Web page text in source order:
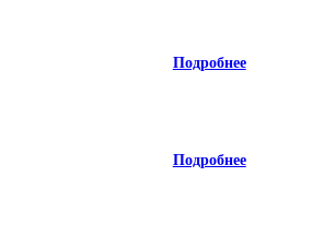
Подробнее
Подробнее